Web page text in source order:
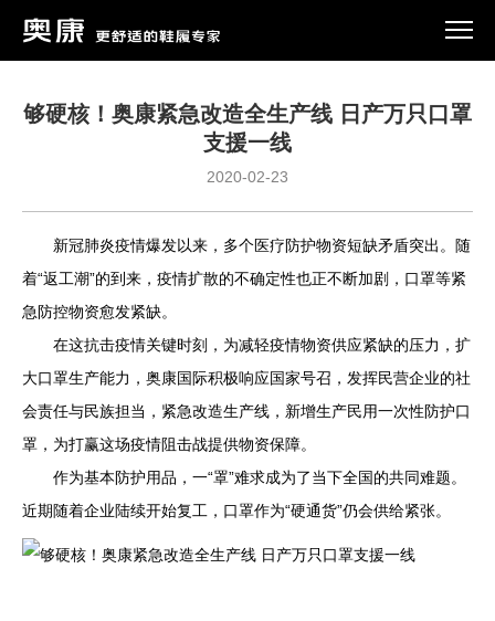
够硬核！奥康紧急改造全生产线 日产万只口罩
支援一线
2020-02-23
新冠肺炎疫情爆发以来，多个医疗防护物资短缺矛盾突出。随
着“返工潮”的到来，疫情扩散的不确定性也正不断加剧，口罩等紧
急防控物资愈发紧缺。
在这抗击疫情关键时刻，为减轻疫情物资供应紧缺的压力，扩
大口罩生产能力，奥康国际积极响应国家号召，发挥民营企业的社
会责任与民族担当，紧急改造生产线，新增生产民用一次性防护口
罩，为打赢这场疫情阻击战提供物资保障。
作为基本防护用品，一“罩”难求成为了当下全国的共同难题。
近期随着企业陆续开始复工，口罩作为“硬通货”仍会供给紧张。